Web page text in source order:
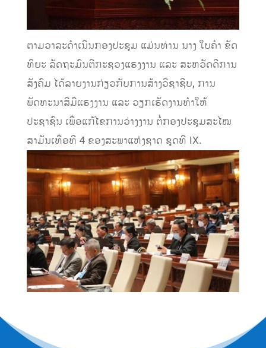
ຕາມວາລະດໍາເນີນກອງປະຊຸມ ແມ່ນທ່ານ ນາງ ໃບຄໍາ ຂັດ
ທິຍະ ລັດຖະມົນຕີກະຊວງແຮງງານ ແລະ ສະຫວັດດີການ
ສັງຄົມ ໄດ້ລາຍງານກ່ຽວກັບການສ້າງວິຊາຊີບ, ການ
ພັດທະນາສີມືແຮງງານ ແລະ ວຽກເຮັດງານທໍາໃຫ້
ປະຊາຊົນ ເພື່ອແກ້ໄຂການວ່າງງານ ຕໍ່ກອງປະຊຸມສະໄໝ
ສາມັນເທື່ອທີ 4 ຂອງສະພາແຫ່ງຊາດ ຊຸດທີ IX.